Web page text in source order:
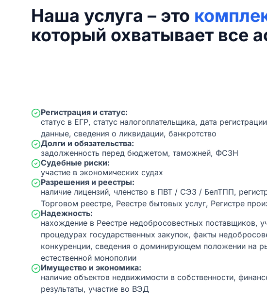
Наша услуга – это
который охватывает все
Регистрация и статус:
статус в ЕГР, статус налогоплательщика, дата
данные, сведения о ликвидации, банкротство
Долги и обязательства:
задолженность перед бюджетом, таможней, ФСЗН
Судебные риски:
участие в экономических судах
Разрешения и реестры:
наличие лицензий, членство в ПВТ / СЭЗ / БелТПП,
Торговом реестре, Реестре бытовых услуг, Регистре
Надежность:
нахождение в Реестре недобросовестных поставщиков,
процедурах государственных закупок, факты
конкуренции, сведения о доминирующем положении на
естественной монополии
Имущество и экономика:
наличие объектов недвижимости в собственности,
результаты, участие во ВЭД